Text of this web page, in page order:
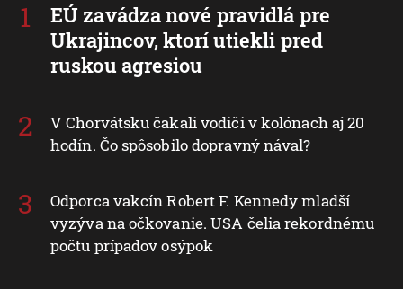
EÚ zavádza nové pravidlá pre
Ukrajincov, ktorí utiekli pred
ruskou agresiou
V Chorvátsku čakali vodiči v kolónach aj 20
hodín. Čo spôsobilo dopravný nával?
Odporca vakcín Robert F. Kennedy mladší
vyzýva na očkovanie. USA čelia rekordnému
počtu prípadov osýpok